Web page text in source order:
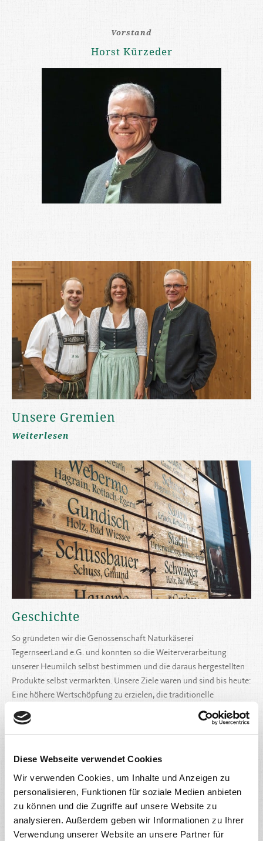
Diese Webseite verwendet Cookies
Wir verwenden Cookies, um Inhalte und Anzeigen zu
personalisieren, Funktionen für soziale Medien anbieten
zu können und die Zugriffe auf unsere Website zu
analysieren. Außerdem geben wir Informationen zu Ihrer
Verwendung unserer Website an unsere Partner für
Vorstand
Horst Kürzeder
Unsere Gremien
Weiterlesen
Geschichte
So gründeten wir die Genossenschaft Naturkäserei
TegernseerLand e.G. und konnten so die Weiterverarbeitung
unserer Heumilch selbst bestimmen und die daraus hergestellten
Produkte selbst vermarkten. Unsere Ziele waren und sind bis heute:
Eine höhere Wertschöpfung zu erzielen, die traditionelle
Landwirtschaft zu stärken und so nicht zuletzt auch die
heimischen Landschaftsstrukturen zu erhalten.